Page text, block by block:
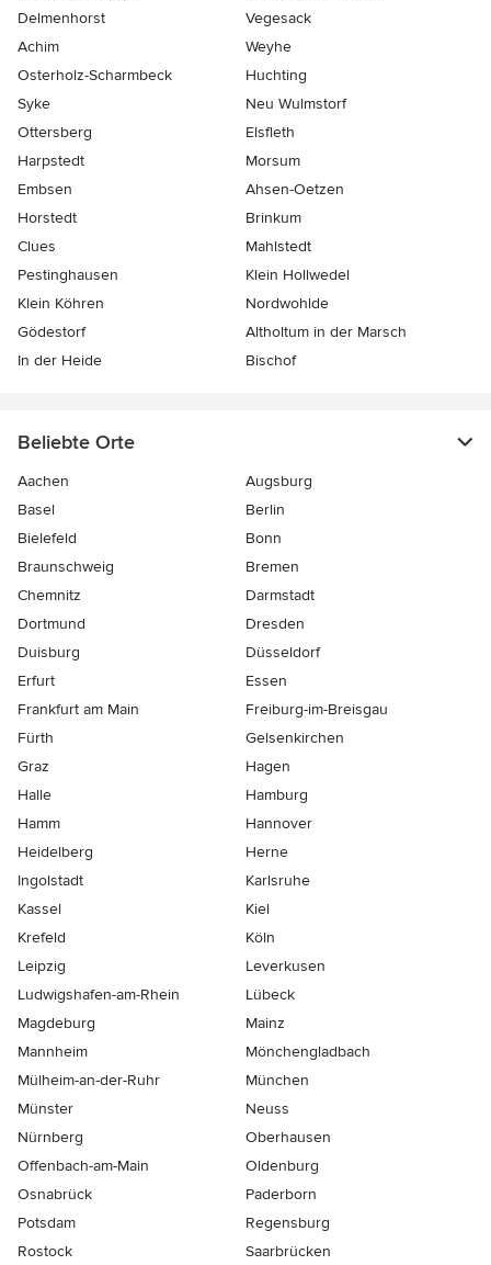
Delmenhorst
Vegesack
Achim
Weyhe
Osterholz-Scharmbeck
Huchting
Syke
Neu Wulmstorf
Ottersberg
Elsfleth
Harpstedt
Morsum
Embsen
Ahsen-Oetzen
Horstedt
Brinkum
Clues
Mahlstedt
Pestinghausen
Klein Hollwedel
Klein Köhren
Nordwohlde
Gödestorf
Altholtum in der Marsch
In der Heide
Bischof
Beliebte Orte
Aachen
Augsburg
Basel
Berlin
Bielefeld
Bonn
Braunschweig
Bremen
Chemnitz
Darmstadt
Dortmund
Dresden
Duisburg
Düsseldorf
Erfurt
Essen
Frankfurt am Main
Freiburg-im-Breisgau
Fürth
Gelsenkirchen
Graz
Hagen
Halle
Hamburg
Hamm
Hannover
Heidelberg
Herne
Ingolstadt
Karlsruhe
Kassel
Kiel
Krefeld
Köln
Leipzig
Leverkusen
Ludwigshafen-am-Rhein
Lübeck
Magdeburg
Mainz
Mannheim
Mönchen­gladbach
Mülheim-an-der-Ruhr
München
Münster
Neuss
Nürnberg
Oberhausen
Offenbach-am-Main
Oldenburg
Osnabrück
Paderborn
Potsdam
Regensburg
Rostock
Saarbrücken